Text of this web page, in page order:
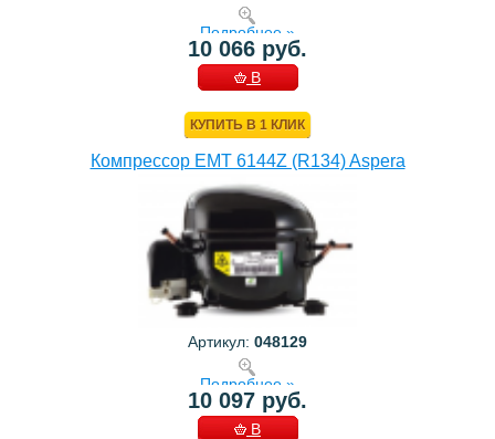
Подробнее »
10 066 руб.
В
КУПИТЬ В 1 КЛИК
Компрессор EMT 6144Z (R134) Aspera
Артикул: 048129
Подробнее »
10 097 руб.
В